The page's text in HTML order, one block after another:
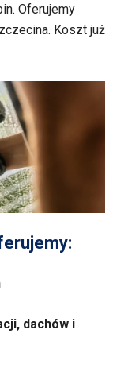
Oferujemy
Koszt już
, dachów i